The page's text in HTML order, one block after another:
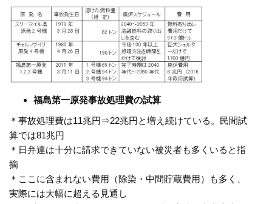
福島第一原発事故処理費の試算
＊事故処理費は11兆円⇒22兆円と増え続けている。民間試
算では81兆円
＊日弁連は十分に請求できていない被災者も多くいると指
摘
＊ここに含まれない費用（除染・中間貯蔵費用）も多く、
実際には大幅に超える見通し